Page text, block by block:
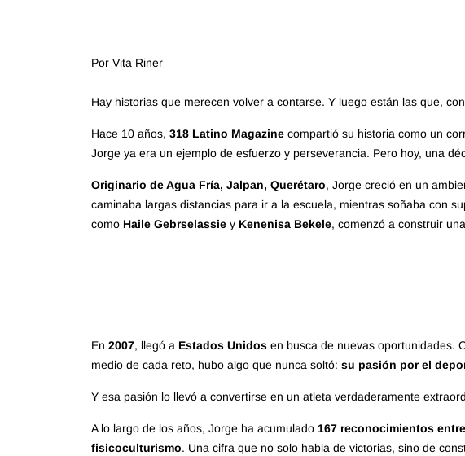
Por Vita Riner
Hay historias que merecen volver a contarse. Y luego están las que,
Hace 10 años, 318 Latino Magazine compartió su historia como un
Jorge ya era un ejemplo de esfuerzo y perseverancia. Pero hoy, una
Originario de Agua Fría, Jalpan, Querétaro, Jorge creció en un
caminaba largas distancias para ir a la escuela, mientras soñaba con
como Haile Gebrselassie y Kenenisa Bekele, comenzó a construir
En 2007, llegó a Estados Unidos en busca de nuevas oportunidades.
medio de cada reto, hubo algo que nunca soltó: su pasión por el
Y esa pasión lo llevó a convertirse en un atleta verdaderamente
A lo largo de los años, Jorge ha acumulado 167 reconocimientos
fisicoculturismo. Una cifra que no solo habla de victorias, sino de